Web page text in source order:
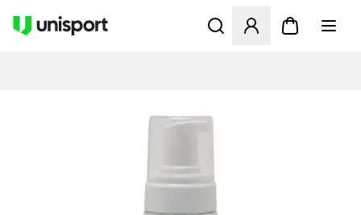
Apre una finestra modale